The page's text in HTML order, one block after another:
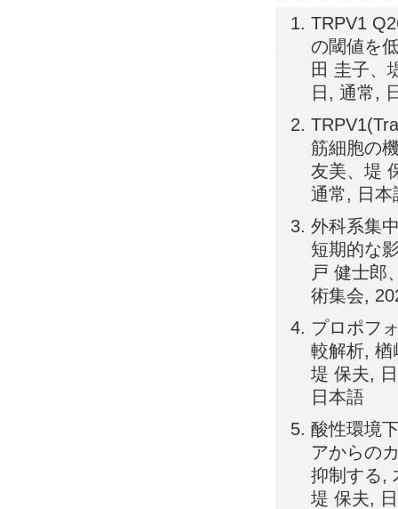
TRPV1
の閾値を
田 圭子、
日, 通常,
筋細胞の
友美、堤
通常, 日本
外科系集
短期的な
戸 健士郎
術集会,
プロポフ
較解析, 楢
堤 保夫,
日本語
酸性環境
アからの
抑制する,
堤 保夫,